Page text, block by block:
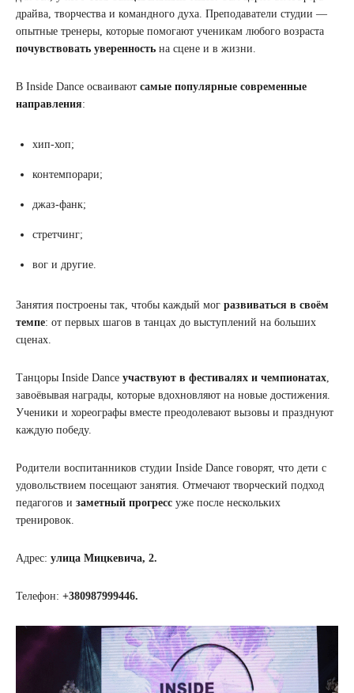
драйва, творчества и командного духа. Преподаватели студии —
опытные тренеры, которые помогают ученикам любого возраста
почувствовать уверенность на сцене и в жизни.
В Inside Dance осваивают самые популярные современные
направления:
хип-хоп;
контемпорари;
джаз-фанк;
стретчинг;
вог и другие.
Занятия построены так, чтобы каждый мог развиваться в своём
темпе: от первых шагов в танцах до выступлений на больших
сценах.
Танцоры Inside Dance участвуют в фестивалях и чемпионатах
завоёвывая награды, которые вдохновляют на новые достижения.
Ученики и хореографы вместе преодолевают вызовы и празднуют
каждую победу.
Родители воспитанников студии Inside Dance говорят, что дети с
удовольствием посещают занятия. Отмечают творческий подход
педагогов и заметный прогресс уже после нескольких
тренировок.
Адрес: улица Мицкевича, 2.
Телефон: +380987999446.